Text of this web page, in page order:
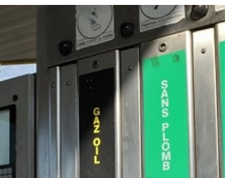
nationale diffusée ce samedi. Réseau
autoroutier algérien La principale autoroute
visée est la récente autoroute Est-Ouest
longue de 1216km qui traverse en longueur
tout le nord du pays et dont les travaux de
réalisation de statio